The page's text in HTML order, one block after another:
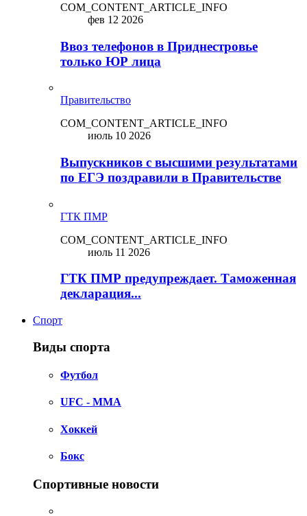
COM_CONTENT_ARTICLE_INFO
фев 12 2026
Ввоз телефонов в Приднестровье
только ЮР лица
Правительство
COM_CONTENT_ARTICLE_INFO
июль 10 2026
Выпускников с высшими результатами
по ЕГЭ поздравили в Правительстве
ГТК ПМР
COM_CONTENT_ARTICLE_INFO
июль 11 2026
ГТК ПМР предупреждает. Таможенная
декларация...
Спорт
Виды спорта
Футбол
UFC - MMA
Хоккей
Бокс
Спортивные новости